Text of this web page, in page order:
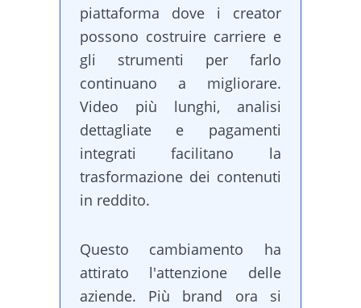
piattaforma dove i creator
possono costruire carriere e
gli strumenti per farlo
continuano a migliorare.
Video più lunghi, analisi
dettagliate e pagamenti
integrati facilitano la
trasformazione dei contenuti
in reddito.
Questo cambiamento ha
attirato l'attenzione delle
aziende. Più brand ora si